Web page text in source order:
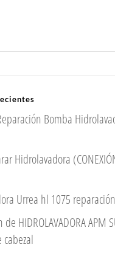
Bomba
Hidrolavadora
Urrea hl 1075
HIDROLAVADORA APM